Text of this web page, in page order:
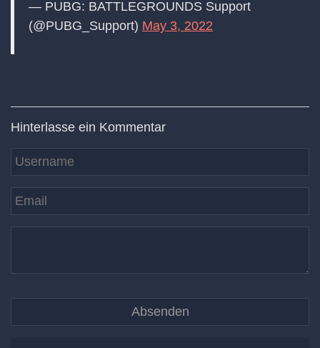
— PUBG: BATTLEGROUNDS Support
(@PUBG_Support) May 3, 2022
Hinterlasse ein Kommentar